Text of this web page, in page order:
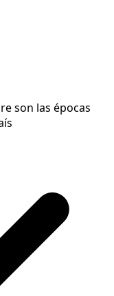
son las épocas